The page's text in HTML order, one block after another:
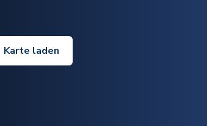
Karte laden